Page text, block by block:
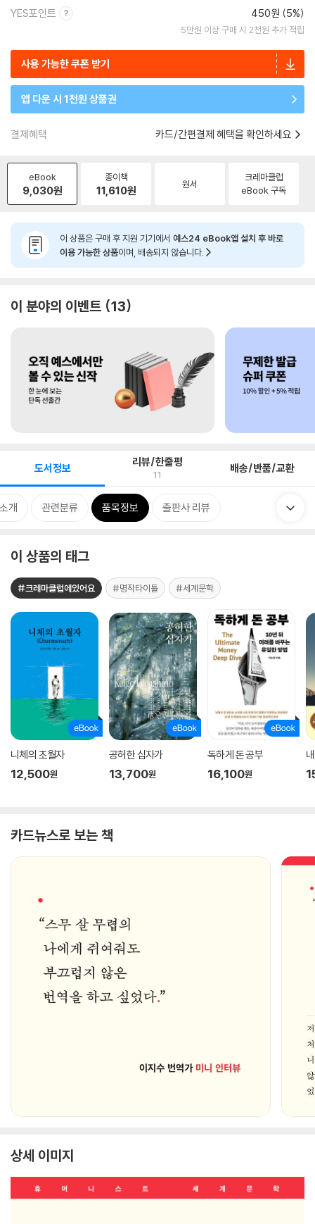
YES포인트 450원 (5%)
5만원 이상 구매 시 2천원 추가 적립
사용 가능한 쿠폰 받기
앱 다운 시 1천원 상품권
결제혜택 카드/간편결제 혜택을 확인하세요
eBook
9,030원
종이책
11,610원 원서
크레마클럽
eBook 구독
이 상품은 구매 후 지원 기기에서 예스24 eBook앱 설치 후 바로
이용 가능한 상품이며, 배송되지 않습니다.
이 분야의 이벤트 13
도서정보 리뷰/한줄평
11 배송/반품/교환
개 관련분류 품목정보 출판사 리뷰
이 상품의 태그
#크레마클럽에있어요 #명작타이틀 #세계문학
니체의 초월자
12,500원
공허한 십자가
13,700원
독하게 돈 공부
16,100원
카드뉴스로 보는 책
상세 이미지